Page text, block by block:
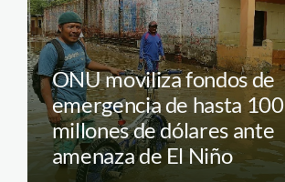
ONU moviliza fondos de
emergencia de hasta 100
millones de dólares ante
amenaza de El Niño